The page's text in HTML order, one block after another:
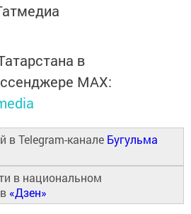
в
MАХ:
в Telegram-канале Бугульма
в национальном
«Дзен»